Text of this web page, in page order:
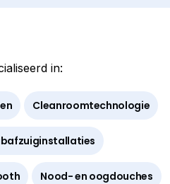
in:
Cleanroomtechnologie
Nood- en oogdouches